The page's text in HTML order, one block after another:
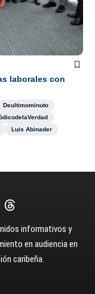
laborales con
Deultimominuto
Luis Abinader
informativos y
en audiencia en
caribeña.